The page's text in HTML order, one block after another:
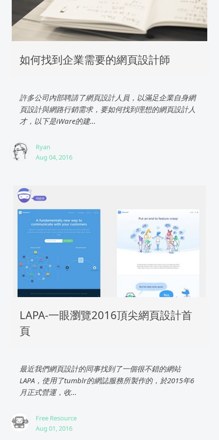
如何找到企業需要的網頁設計師
許多公司內部聘請了網頁設計人員，以滿足企業自身網
頁設計與網路行銷需求，要如何找到理想的網頁設計人
才，以下是iWare的建...
Ryan
Aug 04, 2016
LAPA-一眼瀏覽2016頂尖網頁設計首
頁
最近我們網頁設計的同事找到了一個很不錯的網站
LAPA，使用了tumblr的網誌服務所製作的，於2015年6
月正式營運，收...
Free Resource
Aug 01, 2016